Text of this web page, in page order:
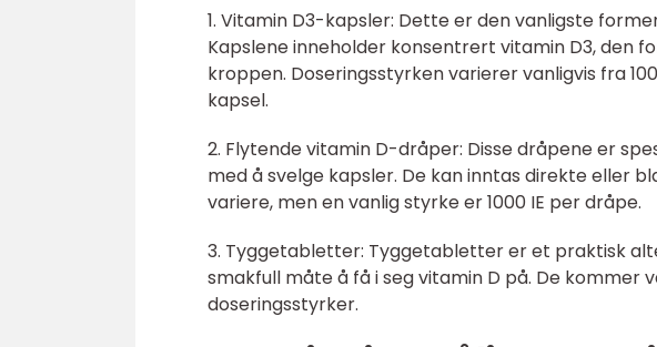
1. Vitamin D3-kapsler: Dette er den vanligste
Kapslene inneholder konsentrert vitamin D3, den
kroppen. Doseringsstyrken varierer vanligvis fra
kapsel.
2. Flytende vitamin D-dråper: Disse dråpene er
med å svelge kapsler. De kan inntas direkte eller
variere, men en vanlig styrke er 1000 IE per dråpe.
3. Tyggetabletter: Tyggetabletter er et praktisk
smakfull måte å få i seg vitamin D på. De kommer
doseringsstyrker.